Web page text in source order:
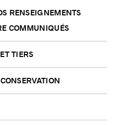
RENSEIGNEMENTS
COMMUNIQUÉS
TIERS